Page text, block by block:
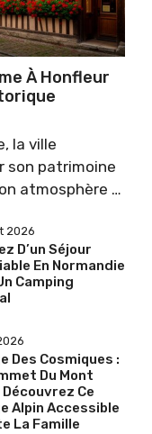
À Honfleur
la ville
son patrimoine
atmosphère …
2026
D’un Séjour
En Normandie
Camping
Des Cosmiques :
Du Mont
Découvrez Ce
Alpin Accessible
La Famille